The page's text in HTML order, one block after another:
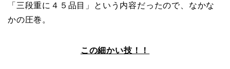
「三段重に４５品目」という内容だったので、なかな
かの圧巻。
この細かい技！！